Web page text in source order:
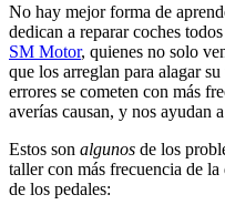
No hay mejor forma de
dedican a reparar coches
SM Motor, quienes no solo
que los arreglan para alagar
errores se cometen con más
averías causan, y nos ayudan
Estos son algunos de los
taller con más frecuencia de
de los pedales: